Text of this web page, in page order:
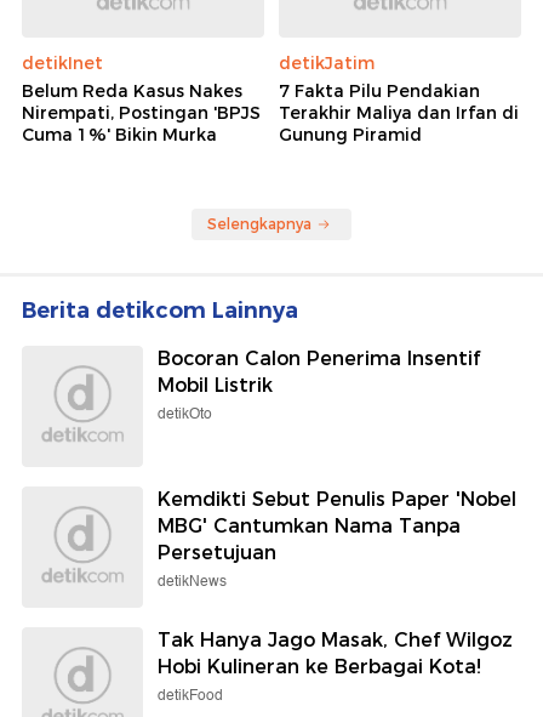
detikInet
Belum Reda Kasus Nakes
Nirempati, Postingan 'BPJS
Cuma 1%' Bikin Murka
detikJatim
7 Fakta Pilu Pendakian
Terakhir Maliya dan Irfan di
Gunung Piramid
Selengkapnya
Berita detikcom Lainnya
Bocoran Calon Penerima Insentif
Mobil Listrik
detikOto
Kemdikti Sebut Penulis Paper 'Nobel
MBG' Cantumkan Nama Tanpa
Persetujuan
detikNews
Tak Hanya Jago Masak, Chef Wilgoz
Hobi Kulineran ke Berbagai Kota!
detikFood